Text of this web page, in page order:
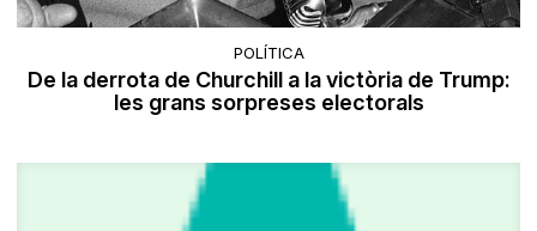
POLÍTICA
De la derrota de Churchill a la victòria de Trump:
les grans sorpreses electorals